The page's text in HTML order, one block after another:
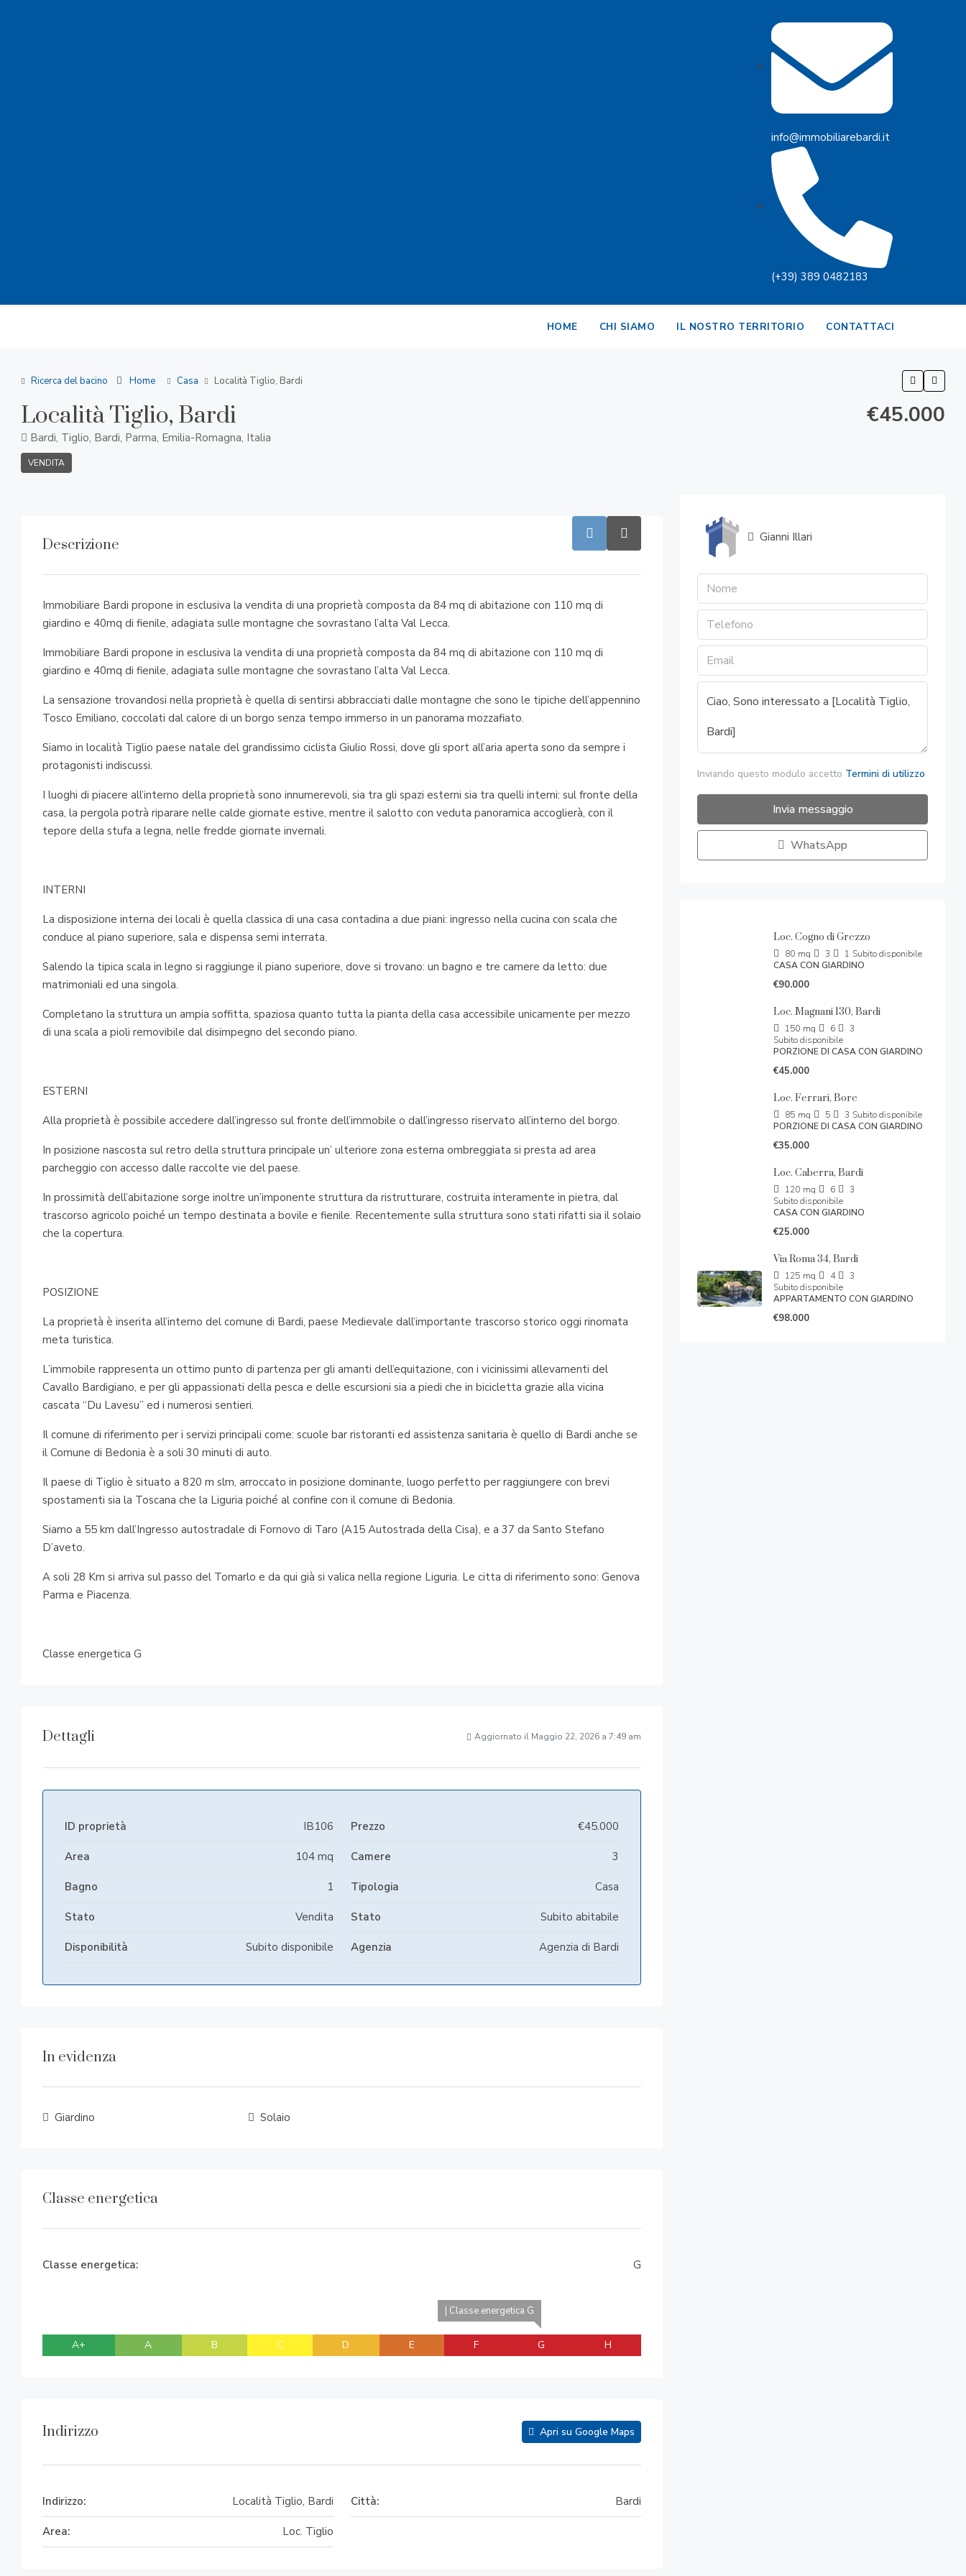
info@immobiliarebardi.it
(+39) 389 0482183
HOME CHI SIAMO IL NOSTRO TERRITORIO CONTATTACI
Ricerca del bacino Home Casa Località Tiglio, Bardi
Località Tiglio, Bardi
Bardi, Tiglio, Bardi, Parma, Emilia-Romagna, Italia
VENDITA
€45.000
Descrizione
Immobiliare Bardi propone in esclusiva la vendita di una proprietà composta da 84 mq di abitazione con 110 mq di
giardino e 40mq di fienile, adagiata sulle montagne che sovrastano l’alta Val Lecca.
Immobiliare Bardi propone in esclusiva la vendita di una proprietà composta da 84 mq di abitazione con 110 mq di
giardino e 40mq di fienile, adagiata sulle montagne che sovrastano l’alta Val Lecca.
La sensazione trovandosi nella proprietà è quella di sentirsi abbracciati dalle montagne che sono le tipiche dell’appennino
Tosco Emiliano, coccolati dal calore di un borgo senza tempo immerso in un panorama mozzafiato.
Siamo in località Tiglio paese natale del grandissimo ciclista Giulio Rossi, dove gli sport all’aria aperta sono da sempre i
protagonisti indiscussi.
I luoghi di piacere all’interno della proprietà sono innumerevoli, sia tra gli spazi esterni sia tra quelli interni: sul fronte della
casa, la pergola potrà riparare nelle calde giornate estive, mentre il salotto con veduta panoramica accoglierà, con il
tepore della stufa a legna, nelle fredde giornate invernali.
INTERNI
La disposizione interna dei locali è quella classica di una casa contadina a due piani: ingresso nella cucina con scala che
conduce al piano superiore, sala e dispensa semi interrata.
Salendo la tipica scala in legno si raggiunge il piano superiore, dove si trovano: un bagno e tre camere da letto: due
matrimoniali ed una singola.
Completano la struttura un ampia soffitta, spaziosa quanto tutta la pianta della casa accessibile unicamente per mezzo
di una scala a pioli removibile dal disimpegno del secondo piano.
ESTERNI
Alla proprietà è possibile accedere dall’ingresso sul fronte dell’immobile o dall’ingresso riservato all’interno del borgo.
In posizione nascosta sul retro della struttura principale un’ ulteriore zona esterna ombreggiata si presta ad area
parcheggio con accesso dalle raccolte vie del paese.
In prossimità dell’abitazione sorge inoltre un’imponente struttura da ristrutturare, costruita interamente in pietra, dal
trascorso agricolo poiché un tempo destinata a bovile e fienile. Recentemente sulla struttura sono stati rifatti sia il solaio
che la copertura.
POSIZIONE
La proprietà è inserita all’interno del comune di Bardi, paese Medievale dall’importante trascorso storico oggi rinomata
meta turistica.
L’immobile rappresenta un ottimo punto di partenza per gli amanti dell’equitazione, con i vicinissimi allevamenti del
Cavallo Bardigiano, e per gli appassionati della pesca e delle escursioni sia a piedi che in bicicletta grazie alla vicina
cascata “Du Lavesu” ed i numerosi sentieri.
Il comune di riferimento per i servizi principali come: scuole bar ristoranti ed assistenza sanitaria è quello di Bardi anche se
il Comune di Bedonia è a soli 30 minuti di auto.
Il paese di Tiglio è situato a 820 m slm, arroccato in posizione dominante, luogo perfetto per raggiungere con brevi
spostamenti sia la Toscana che la Liguria poiché al confine con il comune di Bedonia.
Siamo a 55 km dall’Ingresso autostradale di Fornovo di Taro (A15 Autostrada della Cisa), e a 37 da Santo Stefano
D’aveto.
A soli 28 Km si arriva sul passo del Tomarlo e da qui già si valica nella regione Liguria. Le citta di riferimento sono: Genova
Parma e Piacenza.
Classe energetica G
Dettagli Aggiornato il Maggio 22, 2026 a 7:49 am
ID proprietà IB106 Prezzo €45.000
Area 104 mq Camere 3
Bagno 1 Tipologia Casa
Stato Vendita Stato Subito abitabile
Disponibilità Subito disponibile Agenzia Agenzia di Bardi
In evidenza
Giardino Solaio
Classe energetica
Classe energetica: G
A+ A B C D E F
| Classe energetica G
G H
Indirizzo Apri su Google Maps
Indirizzo: Località Tiglio, Bardi Città: Bardi
Area: Loc. Tiglio
Gianni Illari
Inviando questo modulo accetto Termini di utilizzo
Invia messaggio
WhatsApp
Loc. Cogno di Grezzo
80 mq 3 1 Subito disponibile
CASA CON GIARDINO
€90.000
Loc. Magnani 130, Bardi
150 mq 6
3
Subito disponibile
PORZIONE DI CASA CON GIARDINO
€45.000
Loc. Ferrari, Bore
85 mq 5 3 Subito disponibile
PORZIONE DI CASA CON GIARDINO
€35.000
Loc. Caberra, Bardi
120 mq 6
3
Subito disponibile
CASA CON GIARDINO
€25.000
Via Roma 34, Bardi
125 mq 4
3
Subito disponibile
APPARTAMENTO CON GIARDINO
€98.000